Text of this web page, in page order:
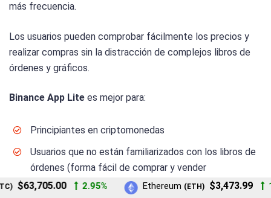
más frecuencia.
Los usuarios pueden comprobar fácilmente los precios y
realizar compras sin la distracción de complejos libros de
órdenes y gráficos.
Binance App Lite es mejor para:
Principiantes en criptomonedas
Usuarios que no están familiarizados con los libros de
órdenes (forma fácil de comprar y vender
criptomonedas)
$63,705.00 2.95% Ethereum (ETH) $3,473.99